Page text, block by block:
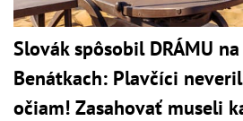
Slovák spôsobil DRÁMU
Benátkach: Plavčíci
očiam! Zasahovať museli